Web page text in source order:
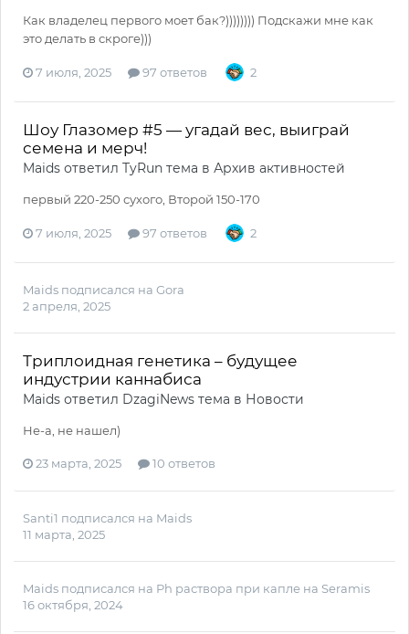
Как владелец первого моет бак?)))))))) Подскажи мне как
это делать в скроге)))
7 июля, 2025 97 ответов 2
Шоу Глазомер #5 — угадай вес, выиграй
семена и мерч!
Maids ответил TyRun тема в Архив активностей
первый 220-250 сухого, Второй 150-170
7 июля, 2025 97 ответов 2
Maids подписался на Gora
2 апреля, 2025
Триплоидная генетика – будущее
индустрии каннабиса
Maids ответил DzagiNews тема в Новости
Не-а, не нашел)
23 марта, 2025 10 ответов
Santi1 подписался на Maids
11 марта, 2025
Maids подписался на Ph раствора при капле на Seramis
16 октября, 2024